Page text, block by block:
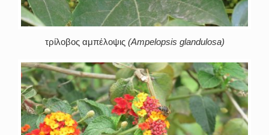
τρίλοβος αμπέλοψις (Ampelopsis glandulosa)